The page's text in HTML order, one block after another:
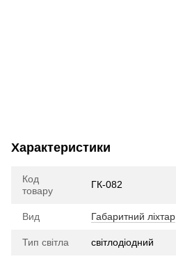
Характеристики
Код
товару
ГК-082
Вид Габаритний ліхтар
Тип світла cвітлодіодний